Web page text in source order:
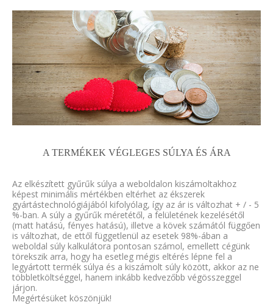
A TERMÉKEK VÉGLEGES SÚLYA ÉS ÁRA
Az elkészített gyűrűk súlya a weboldalon kiszámoltakhoz
képest minimális mértékben eltérhet az ékszerek
gyártástechnológiájából kifolyólag, így az ár is változhat + / - 5
%-ban. A súly a gyűrűk méretétől, a felületének kezelésétől
(matt hatású, fényes hatású), illetve a kövek számától függően
is változhat, de ettől függetlenül az esetek 98%-ában a
weboldal súly kalkulátora pontosan számol, emellett cégünk
törekszik arra, hogy ha esetleg mégis eltérés lépne fel a
legyártott termék súlya és a kiszámolt súly között, akkor az ne
többletköltséggel, hanem inkább kedvezőbb végösszeggel
járjon.
Megértésüket köszönjük!